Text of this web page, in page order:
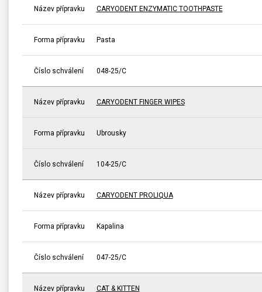
Název přípravku CARYODENT ENZYMATIC TOOTHPASTE
Forma přípravku Pasta
Číslo schválení 048-25/C
Název přípravku CARYODENT FINGER WIPES
Forma přípravku Ubrousky
Číslo schválení 104-25/C
Název přípravku CARYODENT PROLIQUA
Forma přípravku Kapalina
Číslo schválení 047-25/C
Název přípravku CAT & KITTEN